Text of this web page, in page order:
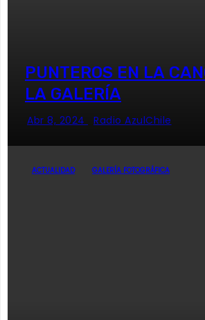
PUNTEROS EN LA
LA GALERÍA
Abr 8, 2024 Radio AzulChile
ACTUALIDAD GALERÍA FOTOGRÁFICA